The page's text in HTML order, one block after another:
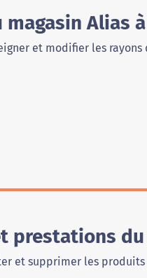
magasin Alias
et modifier les rayons
prestations
et supprimer les